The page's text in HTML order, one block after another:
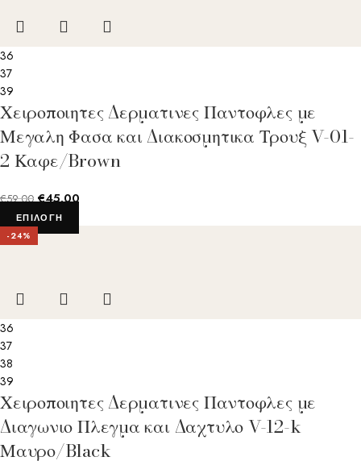
36
37
39
Χειροποιητες Δερματινες Παντοφλες με
Μεγαλη Φασα και Διακοσμητικα Τρουξ V-01-
2 Καφε/Brown
€59.00 €45.00
ΕΠΙΛΟΓΉ
-24%
36
37
38
39
Χειροποιητες Δερματινες Παντοφλες με
Διαγωνιο Πλεγμα και Δαχτυλο V-12-k
Μαυρο/Black